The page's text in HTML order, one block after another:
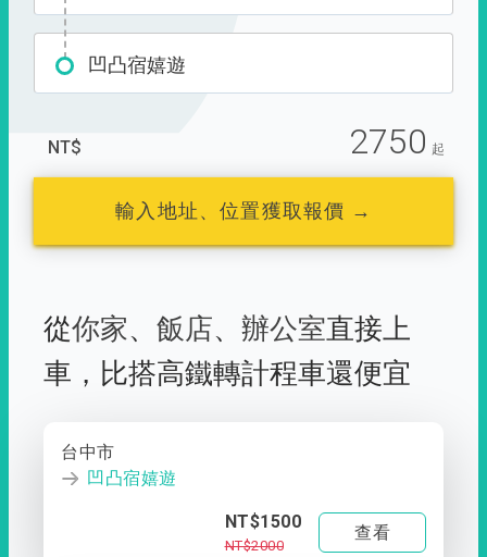
凹凸宿嬉遊
NT$ 2750 起
輸入地址、位置獲取報價 →
從你家、 飯店、 辦公室直接上
車， 比搭高鐵轉計程車還便宜
台中市
凹凸宿嬉遊
NT$1500
NT$2000
查看